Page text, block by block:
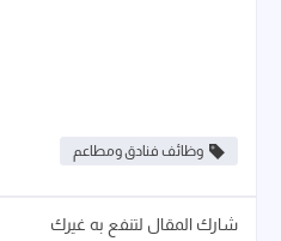
وظائف فنادق ومطاعم
شارك المقال لتنفع به غيرك